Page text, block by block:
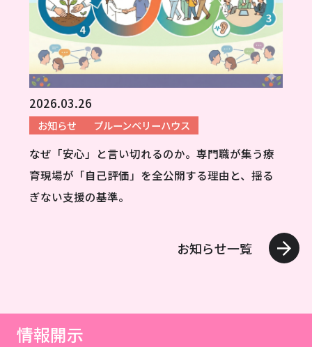
2026.03.26
お知らせ プルーンベリーハウス
なぜ「安心」と言い切れるのか。専門職が集う療
育現場が「自己評価」を全公開する理由と、揺る
ぎない支援の基準。
お知らせ一覧
情報開示